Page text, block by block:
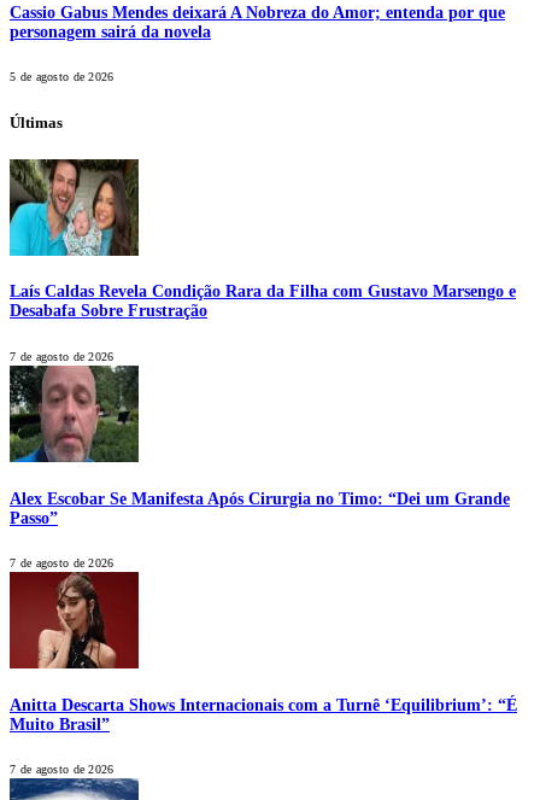
Cassio Gabus Mendes deixará A Nobreza do Amor; entenda por que
personagem sairá da novela
5 de agosto de 2026
Últimas
Laís Caldas Revela Condição Rara da Filha com Gustavo Marsengo e
Desabafa Sobre Frustração
7 de agosto de 2026
Alex Escobar Se Manifesta Após Cirurgia no Timo: “Dei um Grande
Passo”
7 de agosto de 2026
Anitta Descarta Shows Internacionais com a Turnê ‘Equilibrium’: “É
Muito Brasil”
7 de agosto de 2026